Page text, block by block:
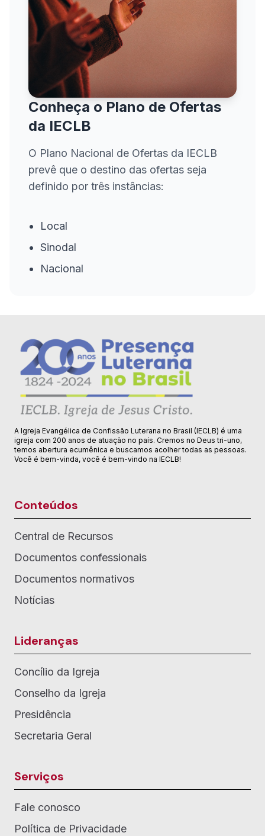
Conheça o Plano de Ofertas
da IECLB
O Plano Nacional de Ofertas da IECLB
prevê que o destino das ofertas seja
definido por três instâncias:
Local
Sinodal
Nacional
A Igreja Evangélica de Confissão Luterana no Brasil (IECLB) é uma
igreja com 200 anos de atuação no país. Cremos no Deus tri-uno,
temos abertura ecumênica e buscamos acolher todas as pessoas.
Você é bem-vinda, você é bem-vindo na IECLB!
Conteúdos
Central de Recursos
Documentos confessionais
Documentos normativos
Notícias
Lideranças
Concílio da Igreja
Conselho da Igreja
Presidência
Secretaria Geral
Serviços
Fale conosco
Política de Privacidade